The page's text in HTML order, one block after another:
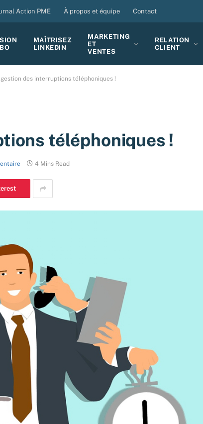
Action PME À propos et équipe Contact
MAÎTRISEZ
LINKEDIN
MARKETING
ET
VENTES
RELATION
CLIENT
gestion des interruptions téléphoniques !
téléphoniques !
4 Mins Read